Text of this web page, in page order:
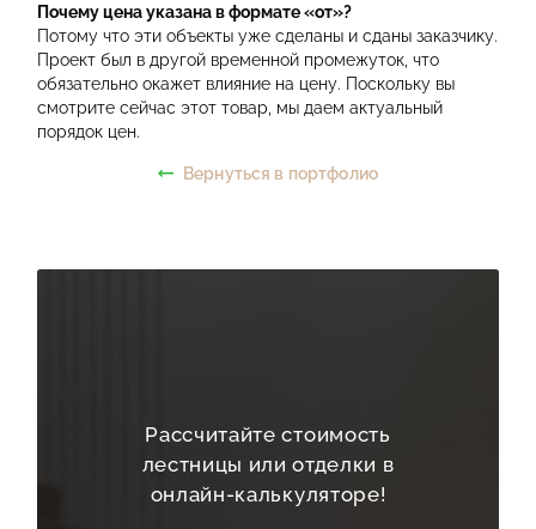
Почему цена указана в формате «от»?
Потому что эти объекты уже сделаны и сданы заказчику.
Проект был в другой временной промежуток, что
обязательно окажет влияние на цену. Поскольку вы
смотрите сейчас этот товар, мы даем актуальный
порядок цен.
Вернуться в портфолио
Рассчитайте стоимость
лестницы или отделки в
онлайн-калькуляторе!